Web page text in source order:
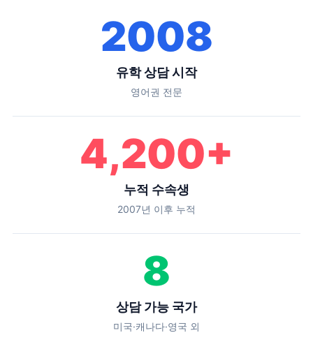
2008
유학 상담 시작
영어권 전문
4,200+
누적 수속생
2007년 이후 누적
8
상담 가능 국가
미국·캐나다·영국 외